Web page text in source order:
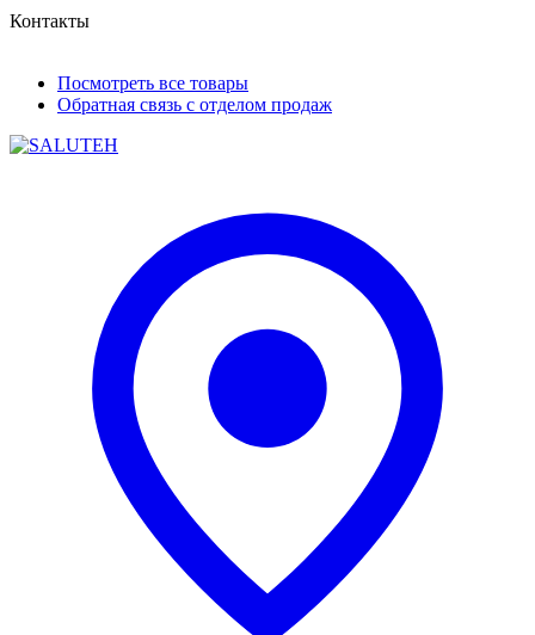
Контакты
Посмотреть все товары
Обратная связь с отделом продаж